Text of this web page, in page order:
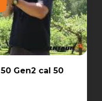
Gen2 cal 50